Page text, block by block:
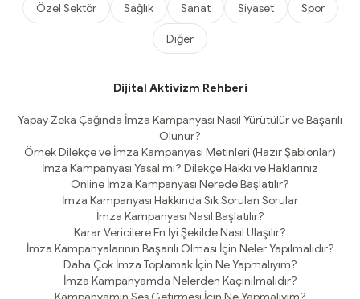
Özel Sektör Sağlık Sanat Siyaset Spor
Diğer
Dijital Aktivizm Rehberi
Yapay Zeka Çağında İmza Kampanyası Nasıl Yürütülür ve Başarılı
Olunur?
Örnek Dilekçe ve İmza Kampanyası Metinleri (Hazır Şablonlar)
İmza Kampanyası Yasal mı? Dilekçe Hakkı ve Haklarınız
Online İmza Kampanyası Nerede Başlatılır?
İmza Kampanyası Hakkında Sık Sorulan Sorular
İmza Kampanyası Nasıl Başlatılır?
Karar Vericilere En İyi Şekilde Nasıl Ulaşılır?
İmza Kampanyalarının Başarılı Olması İçin Neler Yapılmalıdır?
Daha Çok İmza Toplamak İçin Ne Yapmalıyım?
İmza Kampanyamda Nelerden Kaçınılmalıdır?